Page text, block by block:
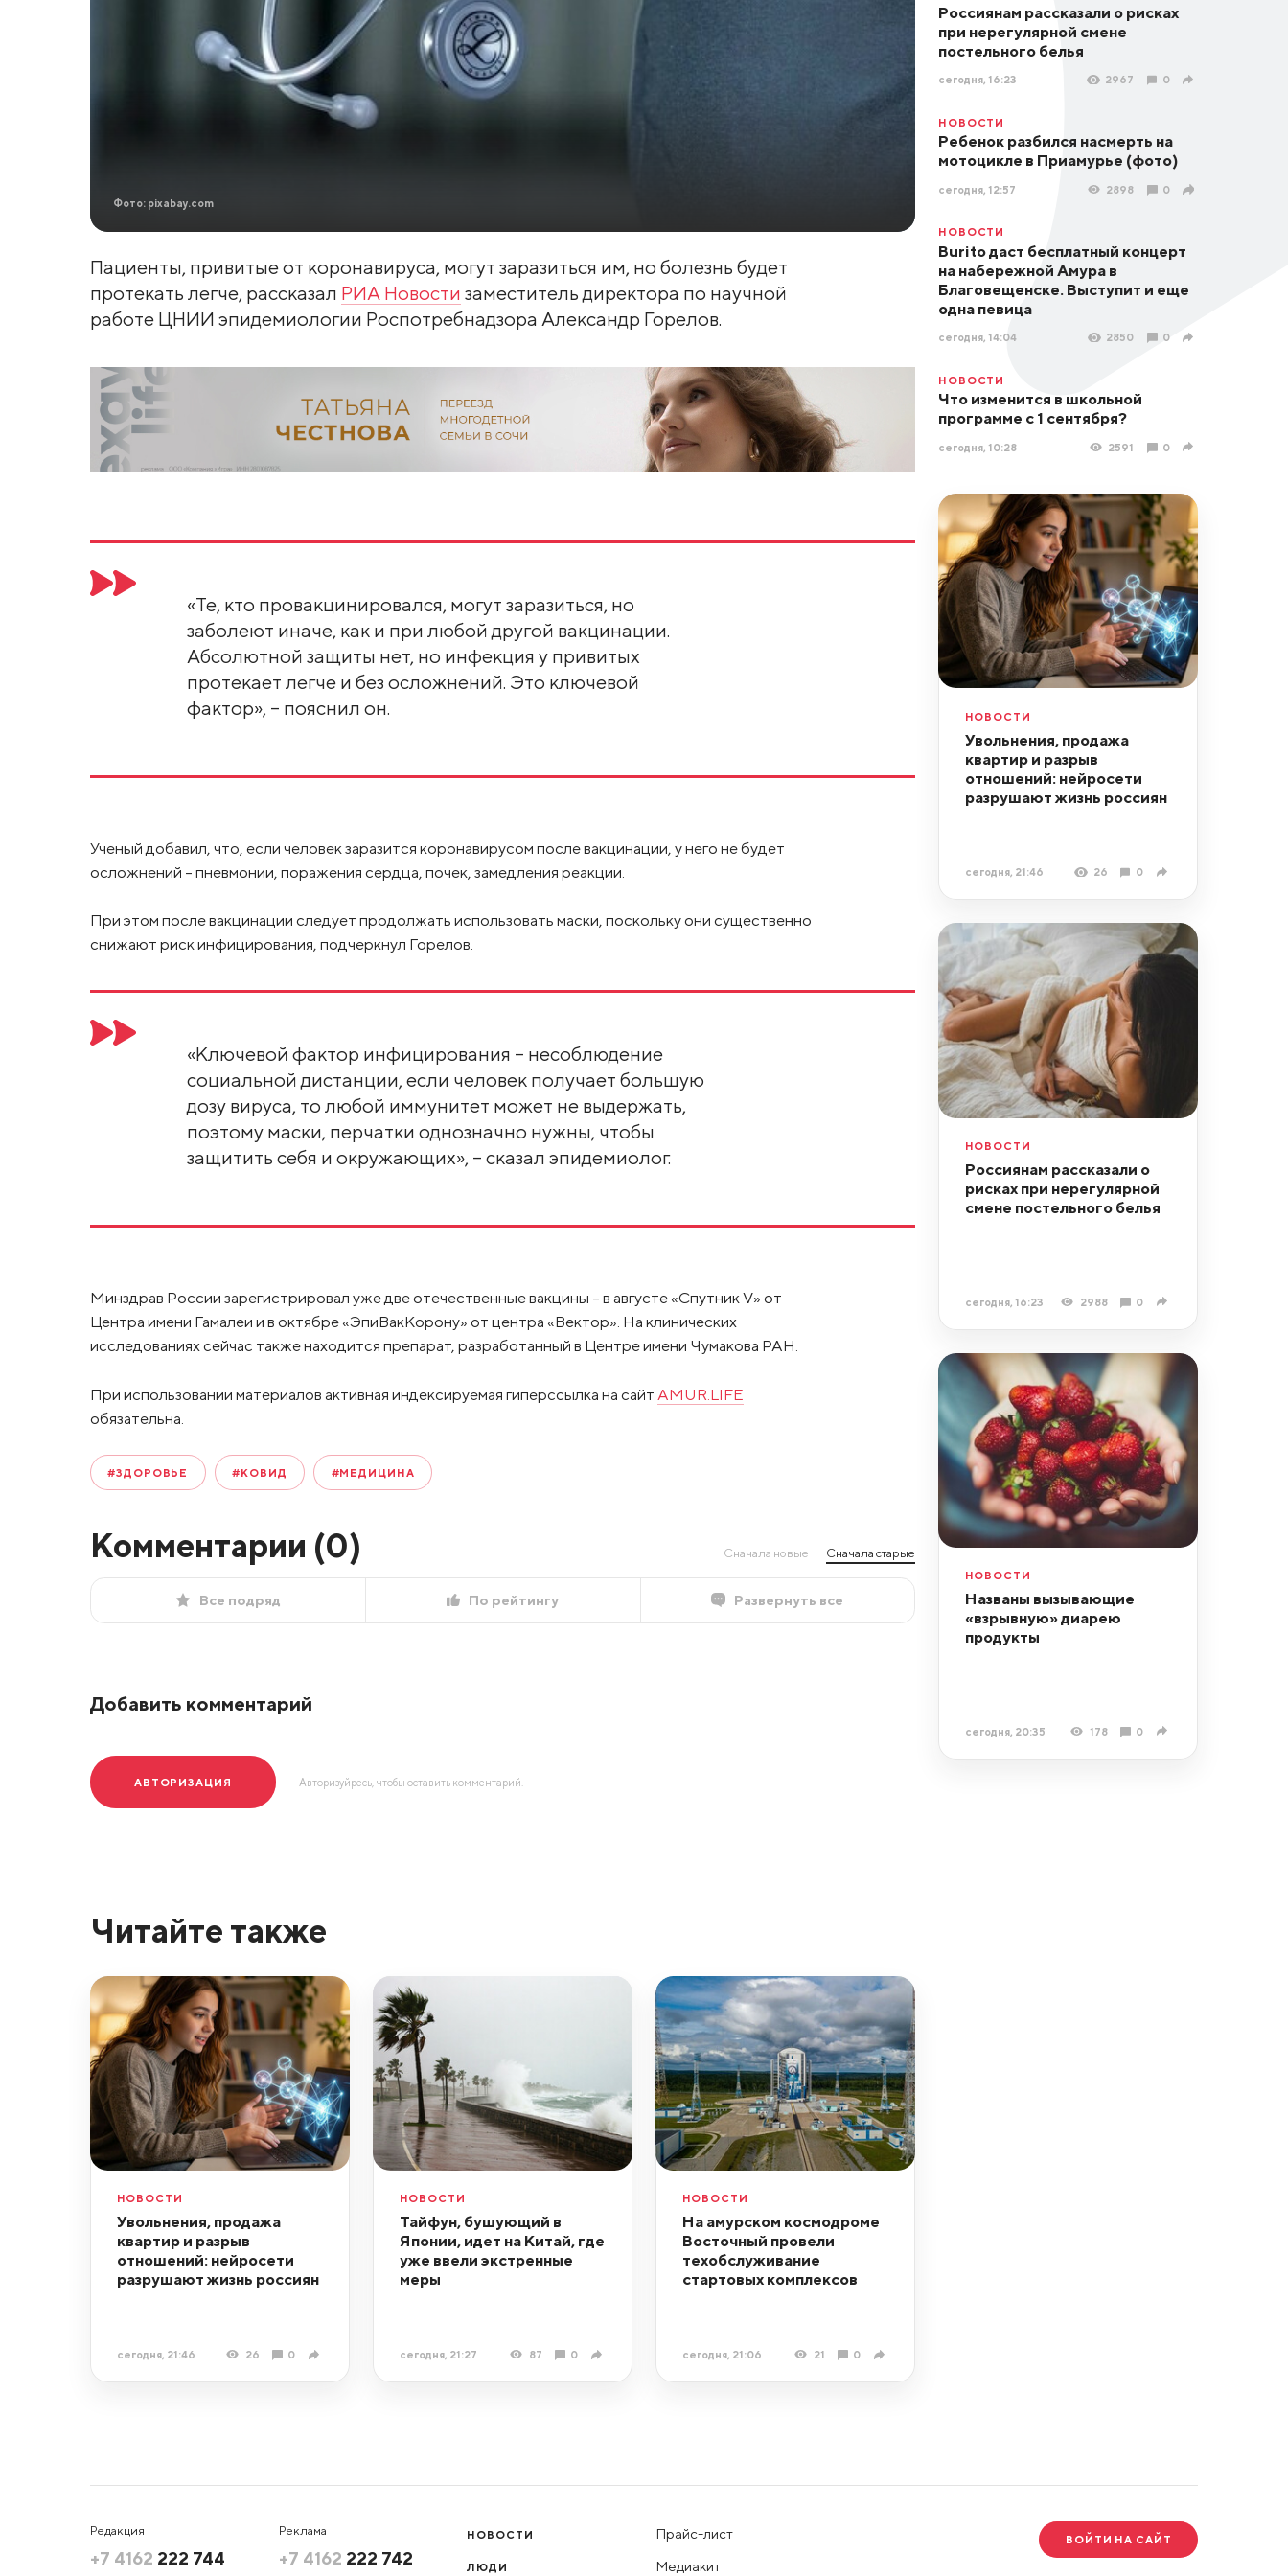
Фото: pixabay.com
Пациенты, привитые от коронавируса, могут заразиться им, но болезнь будет
протекать легче, рассказал РИА Новости заместитель директора по научной
работе ЦНИИ эпидемиологии Роспотребнадзора Александр Горелов.
«Те, кто провакцинировался, могут заразиться, но
заболеют иначе, как и при любой другой вакцинации.
Абсолютной защиты нет, но инфекция у привитых
протекает легче и без осложнений. Это ключевой
фактор», – пояснил он.
Ученый добавил, что, если человек заразится коронавирусом после вакцинации, у него не будет
осложнений – пневмонии, поражения сердца, почек, замедления реакции.
При этом после вакцинации следует продолжать использовать маски, поскольку они существенно
снижают риск инфицирования, подчеркнул Горелов.
«Ключевой фактор инфицирования – несоблюдение
социальной дистанции, если человек получает большую
дозу вируса, то любой иммунитет может не выдержать,
поэтому маски, перчатки однозначно нужны, чтобы
защитить себя и окружающих», – сказал эпидемиолог.
Минздрав России зарегистрировал уже две отечественные вакцины – в августе «Спутник V» от
Центра имени Гамалеи и в октябре «ЭпиВакКорону» от центра «Вектор». На клинических
исследованиях сейчас также находится препарат, разработанный в Центре имени Чумакова РАН.
При использовании материалов активная индексируемая гиперссылка на сайт AMUR.LIFE
обязательна.
#ЗДОРОВЬЕ #КОВИД #МЕДИЦИНА
Комментарии (0) Сначала новые Сначала старые
Все подряд По рейтингу Развернуть все
Добавить комментарий
АВТОРИЗАЦИЯ Авторизуйресь, чтобы оставить комментарий.
Россиянам рассказали о рисках
при нерегулярной смене
постельного белья
сегодня, 16:23 2967 0
НОВОСТИ
Ребенок разбился насмерть на
мотоцикле в Приамурье (фото)
сегодня, 12:57 2898 0
НОВОСТИ
Burito даст бесплатный концерт
на набережной Амура в
Благовещенске. Выступит и еще
одна певица
сегодня, 14:04 2850 0
НОВОСТИ
Что изменится в школьной
программе с 1 сентября?
сегодня, 10:28 2591 0
НОВОСТИ
Увольнения, продажа
квартир и разрыв
отношений: нейросети
разрушают жизнь россиян
сегодня, 21:46 26 0
НОВОСТИ
Россиянам рассказали о
рисках при нерегулярной
смене постельного белья
сегодня, 16:23 2988 0
НОВОСТИ
Названы вызывающие
«взрывную» диарею
продукты
сегодня, 20:35 178 0
Читайте также
НОВОСТИ
Увольнения, продажа
квартир и разрыв
отношений: нейросети
разрушают жизнь россиян
сегодня, 21:46 26 0
НОВОСТИ
Тайфун, бушующий в
Японии, идет на Китай, где
уже ввели экстренные
меры
сегодня, 21:27 87 0
НОВОСТИ
На амурском космодроме
Восточный провели
техобслуживание
стартовых комплексов
сегодня, 21:06 21 0
Редакция
+7 4162 222 744
Реклама
+7 4162 222 742
НОВОСТИ
ЛЮДИ
Прайс-лист
Медиакит
ВОЙТИ НА САЙТ